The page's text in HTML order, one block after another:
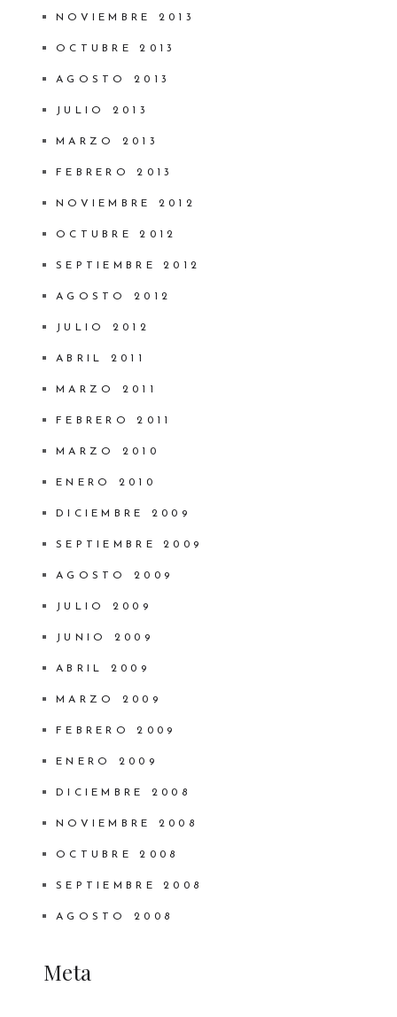
NOVIEMBRE 2013
OCTUBRE 2013
AGOSTO 2013
JULIO 2013
MARZO 2013
FEBRERO 2013
NOVIEMBRE 2012
OCTUBRE 2012
SEPTIEMBRE 2012
AGOSTO 2012
JULIO 2012
ABRIL 2011
MARZO 2011
FEBRERO 2011
MARZO 2010
ENERO 2010
DICIEMBRE 2009
SEPTIEMBRE 2009
AGOSTO 2009
JULIO 2009
JUNIO 2009
ABRIL 2009
MARZO 2009
FEBRERO 2009
ENERO 2009
DICIEMBRE 2008
NOVIEMBRE 2008
OCTUBRE 2008
SEPTIEMBRE 2008
AGOSTO 2008
Meta